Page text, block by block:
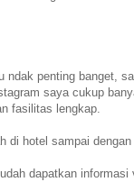
ndak penting banget,
saya cukup
fasilitas lengkap.
di hotel sampai
dapatkan informasi